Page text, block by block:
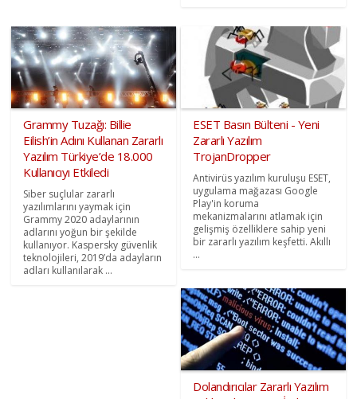
Grammy Tuzağı: Billie
Eilish’in Adını Kullanan Zararlı
Yazılım Türkiye’de 18.000
Kullanıcıyı Etkiledi
Siber suçlular zararlı
yazılımlarını yaymak için
Grammy 2020 adaylarının
adlarını yoğun bir şekilde
kullanıyor. Kaspersky güvenlik
teknolojileri, 2019’da adayların
adları kullanılarak ...
ESET Basın Bülteni - Yeni
Zararlı Yazılım
TrojanDropper
Antivirüs yazılım kuruluşu ESET,
uygulama mağazası Google
Play'in koruma
mekanizmalarını atlamak için
gelişmiş özelliklere sahip yeni
bir zararlı yazılım keşfetti. Akıllı
...
Dolandırıcılar Zararlı Yazılım